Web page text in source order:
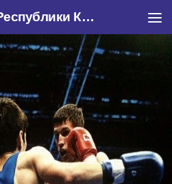
«Федерация бокса Республики Крым»